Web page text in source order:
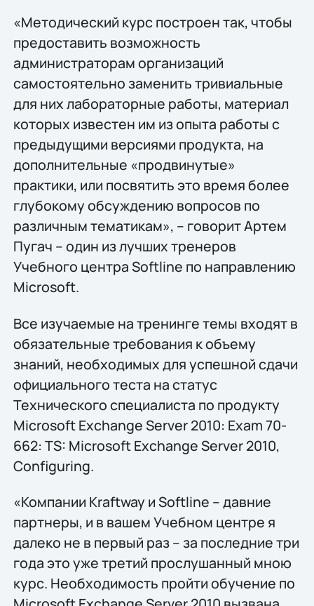
«Методический курс построен так, чтобы
предоставить возможность
администраторам организаций
самостоятельно заменить тривиальные
для них лабораторные работы, материал
которых известен им из опыта работы с
предыдущими версиями продукта, на
дополнительные «продвинутые»
практики, или посвятить это время более
глубокому обсуждению вопросов по
различным тематикам», – говорит Артем
Пугач – один из лучших тренеров
Учебного центра Softline по направлению
Microsoft.
Все изучаемые на тренинге темы входят в
обязательные требования к объему
знаний, необходимых для успешной сдачи
официального теста на статус
Технического специалиста по продукту
Microsoft Exchange Server 2010: Exam 70-
662: TS: Microsoft Exchange Server 2010,
Configuring.
«Компании Kraftway и Softline – давние
партнеры, и в вашем Учебном центре я
далеко не в первый раз – за последние три
года это уже третий прослушанный мною
курс. Необходимость пройти обучение по